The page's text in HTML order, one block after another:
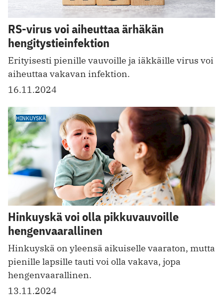
RS-virus voi aiheuttaa ärhäkän
hengitystieinfektion
Erityisesti pienille vauvoille ja iäkkäille virus voi
aiheuttaa vakavan infektion.
16.11.2024
HINKUYSKÄ
Hinkuyskä voi olla pikkuvauvoille
hengenvaarallinen
Hinkuyskä on yleensä aikuiselle vaaraton, mutta
pienille lapsille tauti voi olla vakava, jopa
hengenvaarallinen.
13.11.2024